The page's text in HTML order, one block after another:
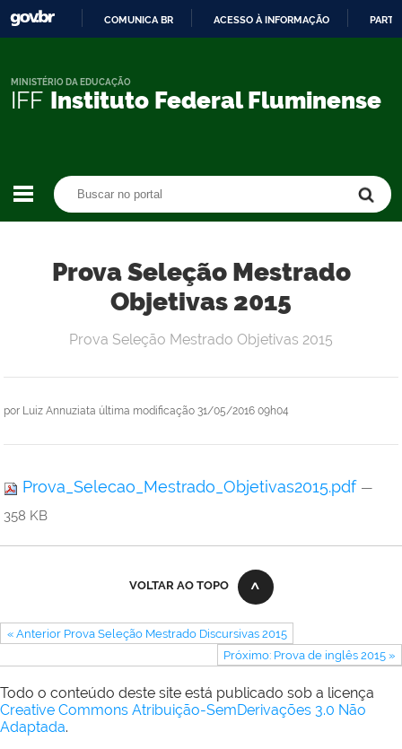
CONTEÚDO
COMUNICA BR ACESSO À INFORMAÇÃO
IFF Instituto Federal Fluminense
MINISTÉRIO DA EDUCAÇÃO
Prova Seleção Mestrado
Objetivas 2015
por Luiz Annuziata última modificação 31/05/2016 09h04
Prova Seleção Mestrado Objetivas 2015
Prova_Selecao_Mestrado_Objetivas2015.pdf —
358 KB
VOLTAR AO TOPO
« Anterior Prova Seleção Mestrado Discursivas 2015
Próximo: Prova de inglês 2015 »
Todo o conteúdo deste site está publicado sob a licença
Creative Commons Atribuição-SemDerivações 3.0 Não
Adaptada.